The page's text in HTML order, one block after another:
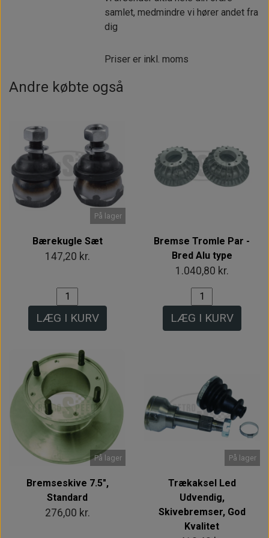
samlet, medmindre vi hører andet fra
dig
Priser er inkl. moms
Andre købte også
På lager
Bærekugle Sæt
147,20 kr.
LÆG I KURV
Bremse Tromle Par -
Bred Alu type
1.040,80 kr.
LÆG I KURV
På lager
Bremseskive 7.5",
Standard
276,00 kr.
På lager
Trækaksel Led
Udvendig,
Skivebremser, God
Kvalitet